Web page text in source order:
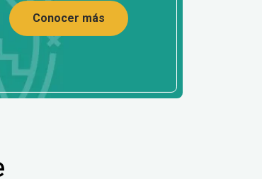
Conocer más